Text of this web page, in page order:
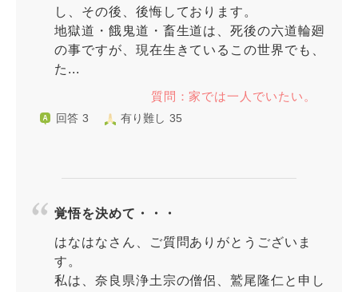
し、その後、後悔しております。
地獄道・餓鬼道・畜生道は、死後の六道輪廻
の事ですが、現在生きているこの世界でも、
た...
質問：家では一人でいたい。
回答 3 有り難し 35
覚悟を決めて・・・
はなはなさん、ご質問ありがとうございま
す。
私は、奈良県浄土宗の僧侶、鷲尾隆仁と申し